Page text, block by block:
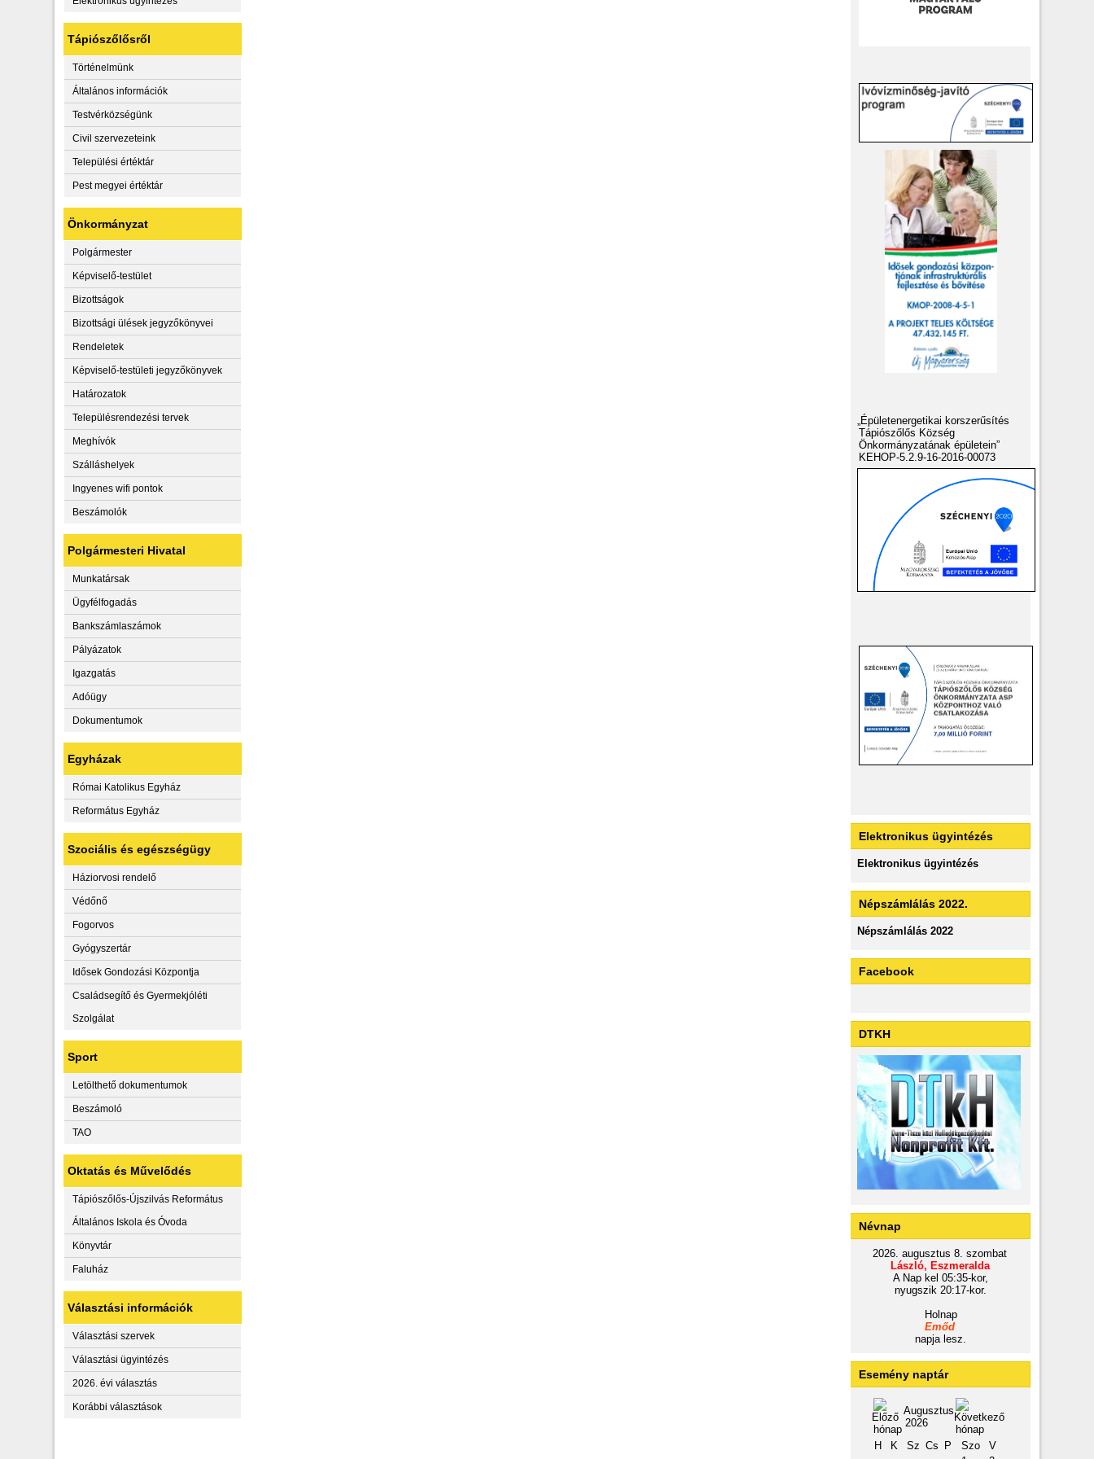
Tápiószőlősről
Történelmünk
Általános információk
Testvérközségünk
Civil szervezeteink
Települési értéktár
Pest megyei értéktár
Önkormányzat
Polgármester
Képviselő-testület
Bizottságok
Bizottsági ülések jegyzőkönyvei
Rendeletek
Képviselő-testületi jegyzőkönyvek
Határozatok
Településrendezési tervek
Meghívók
Szálláshelyek
Ingyenes wifi pontok
Beszámolók
Polgármesteri Hivatal
Munkatársak
Ügyfélfogadás
Bankszámlaszámok
Pályázatok
Igazgatás
Adóügy
Dokumentumok
Egyházak
Római Katolikus Egyház
Református Egyház
Szociális és egészségügy
Háziorvosi rendelő
Védőnő
Fogorvos
Gyógyszertár
Idősek Gondozási Központja
Családsegítő és Gyermekjóléti
Szolgálat
Sport
Letölthető dokumentumok
Beszámoló
TAO
Oktatás és Művelődés
Tápiószőlős-Újszilvás Református
Általános Iskola és Óvoda
Könyvtár
Faluház
Választási információk
Választási szervek
Választási ügyintézés
2026. évi választás
Korábbi választások
„Épületenergetikai korszerűsítés
Tápiószőlős Község
Önkormányzatának épületein”
KEHOP-5.2.9-16-2016-00073
Elektronikus ügyintézés
Elektronikus ügyintézés
Népszámlálás 2022.
Népszámlálás 2022
Facebook
DTKH
Névnap
2026. augusztus 8. szombat
László, Eszmeralda
A Nap kel 05:35-kor,
nyugszik 20:17-kor.
Holnap
Emőd
napja lesz.
Esemény naptár
Augusztus
2026
H
K Sz Cs P Szo
V